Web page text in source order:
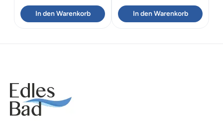
In den Warenkorb In den Warenkorb